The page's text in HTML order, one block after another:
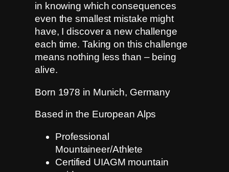
in knowing which consequences
even the smallest mistake might
have, I discover a new challenge
each time. Taking on this challenge
means nothing less than – being
alive.
Born 1978 in Munich, Germany
Based in the European Alps
Professional
Mountaineer/Athlete
Certified UIAGM mountain